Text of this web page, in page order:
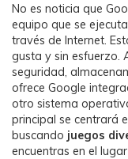
No es noticia que
equipo que se
través de Internet.
gusta y sin esfuerzo.
seguridad,
ofrece Google
otro sistema
principal se centrará
buscando juegos
encuentras en el